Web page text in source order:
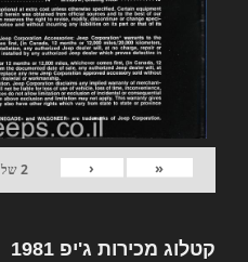
«
‹
2של
קטלוג מכירות ג'יפ 1981